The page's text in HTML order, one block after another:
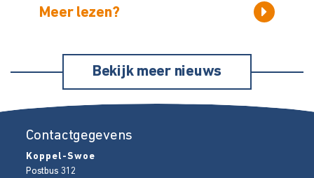
Meer lezen?
Bekijk meer nieuws
Contactgegevens
Koppel-Swoe
Postbus 312